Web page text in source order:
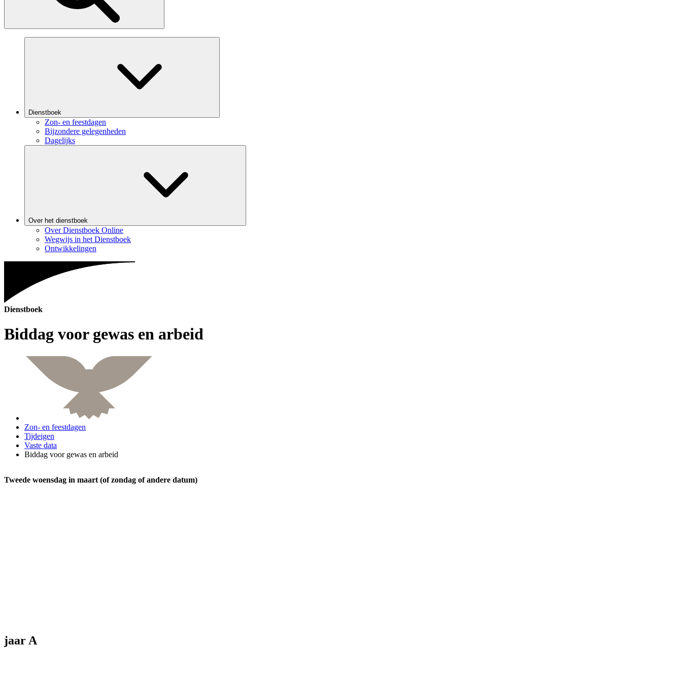
Dienstboek
Zon- en feestdagen
Bijzondere gelegenheden
Dagelijks
Over het dienstboek
Over Dienstboek Online
Wegwijs in het Dienstboek
Ontwikkelingen
Dienstboek
Biddag voor gewas en arbeid
Zon- en feestdagen
Tijdeigen
Vaste data
Biddag voor gewas en arbeid
Tweede woensdag in maart (of zondag of andere datum)
jaar A